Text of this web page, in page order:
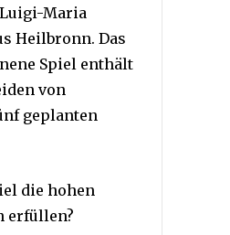
Maria
Heilbronn. Das
Spiel enthält
von
geplanten
die hohen
erfüllen?